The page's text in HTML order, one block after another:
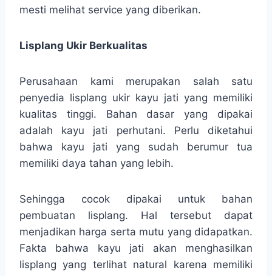
mesti melihat service yang diberikan.
Lisplang Ukir Berkualitas
Perusahaan kami merupakan salah satu
penyedia lisplang ukir kayu jati yang memiliki
kualitas tinggi. Bahan dasar yang dipakai
adalah kayu jati perhutani. Perlu diketahui
bahwa kayu jati yang sudah berumur tua
memiliki daya tahan yang lebih.
Sehingga cocok dipakai untuk bahan
pembuatan lisplang. Hal tersebut dapat
menjadikan harga serta mutu yang didapatkan.
Fakta bahwa kayu jati akan menghasilkan
lisplang yang terlihat natural karena memiliki